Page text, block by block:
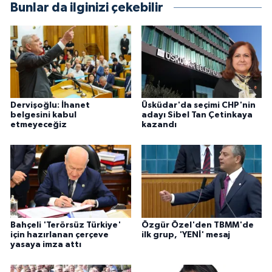
Bunlar da ilginizi çekebilir
Dervişoğlu: İhanet
belgesini kabul
etmeyeceğiz
Üsküdar'da seçimi CHP'nin
adayı Sibel Tan Çetinkaya
kazandı
Bahçeli 'Terörsüz Türkiye'
için hazırlanan çerçeve
yasaya imza attı
Özgür Özel'den TBMM'de
ilk grup, 'YENİ' mesaj